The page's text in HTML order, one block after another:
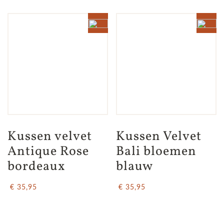
Kussen velvet
Antique Rose
bordeaux
€ 35,95
Kussen Velvet
Bali bloemen
blauw
€ 35,95